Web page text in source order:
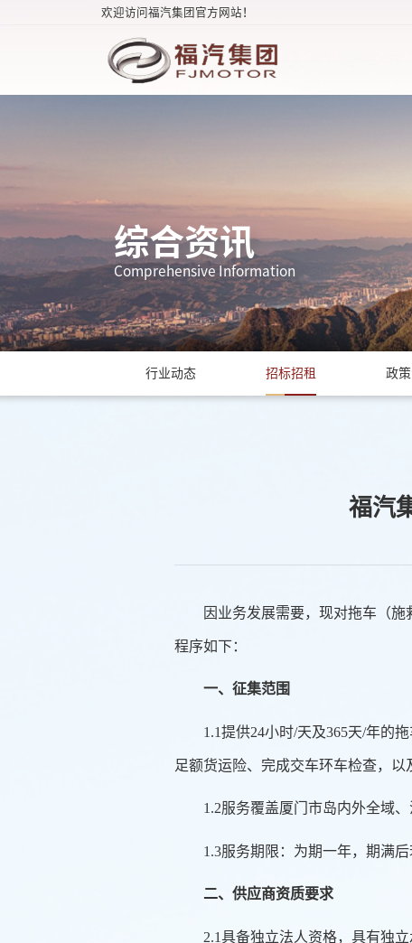
欢迎访问福汽集团官方网站！
综合资讯
Comprehensive Information
行业动态 招标招租 政
福汽
因业务发展需要，现对拖车（施
程序如下：
一、征集范围
1.1提供24小时/天及365天/年的
足额货运险、完成交车环车检查，以
1.2服务覆盖厦门市岛内外全域
1.3服务期限：为期一年，期满
二、供应商资质要求
2.1具备独立法人资格，具有独